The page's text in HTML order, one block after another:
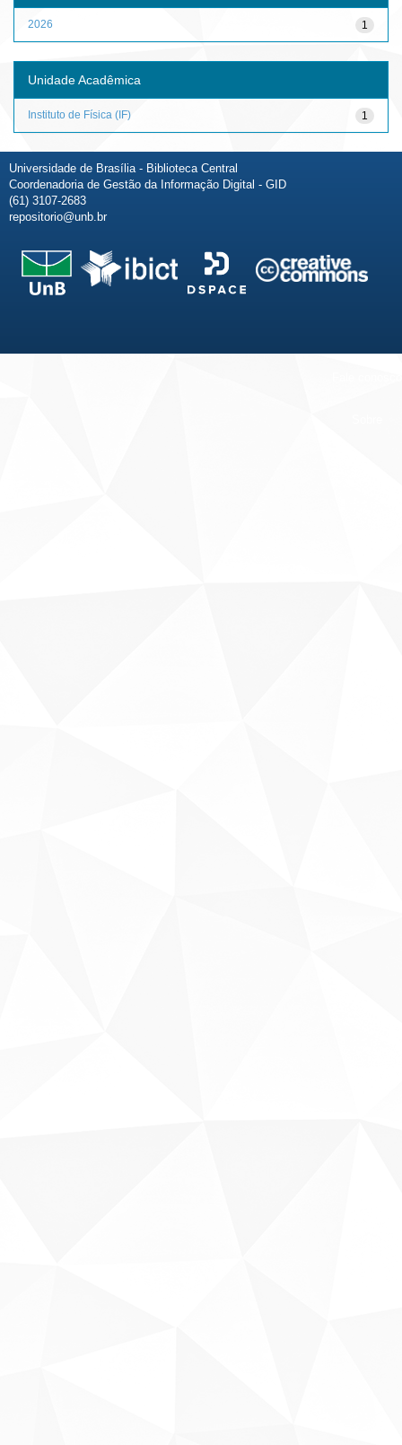
1
2026
Unidade Acadêmica
1
Instituto de Física (IF)
Universidade de Brasília - Biblioteca Central
Coordenadoria de Gestão da Informação Digital - GID
(61) 3107-2683
repositorio@unb.br